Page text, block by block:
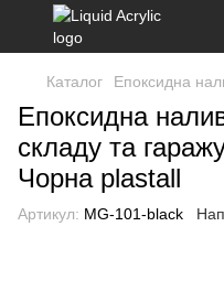
Каталог Епоксидна
Епоксидна
складу та
Чорна plastall
Артикул: MG-101-black